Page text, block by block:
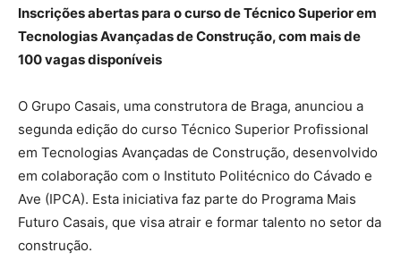
Inscrições abertas para o curso de Técnico Superior em
Tecnologias Avançadas de Construção, com mais de
100 vagas disponíveis
O Grupo Casais, uma construtora de Braga, anunciou a
segunda edição do curso Técnico Superior Profissional
em Tecnologias Avançadas de Construção, desenvolvido
em colaboração com o Instituto Politécnico do Cávado e
Ave (IPCA). Esta iniciativa faz parte do Programa Mais
Futuro Casais, que visa atrair e formar talento no setor da
construção.